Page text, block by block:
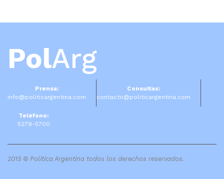
PolArg
Prensa:
info@politicargentina.com
Consultas:
contacto@politicargentina.com
Teléfono:
5279-5700
2015 © Política Argentina todos los derechos reservados.